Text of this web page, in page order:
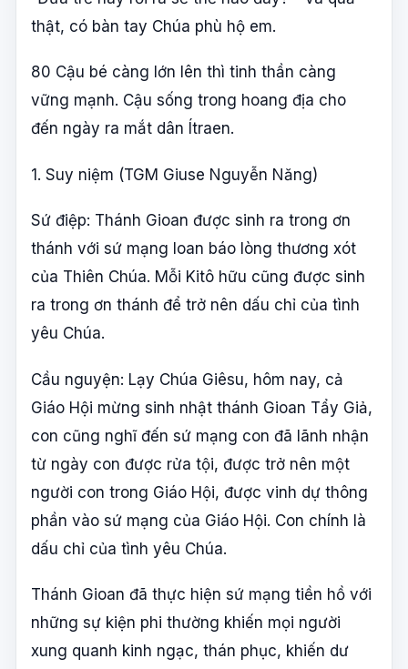
thật, có bàn tay Chúa phù hộ em.
80 Cậu bé càng lớn lên thì tinh thần càng
vững mạnh. Cậu sống trong hoang địa cho
đến ngày ra mắt dân Ítraen.
1. Suy niệm (TGM Giuse Nguyễn Năng)
Sứ điệp: Thánh Gioan được sinh ra trong ơn
thánh với sứ mạng loan báo lòng thương xót
của Thiên Chúa. Mỗi Kitô hữu cũng được sinh
ra trong ơn thánh để trở nên dấu chỉ của tình
yêu Chúa.
Cầu nguyện: Lạy Chúa Giêsu, hôm nay, cả
Giáo Hội mừng sinh nhật thánh Gioan Tẩy Giả,
con cũng nghĩ đến sứ mạng con đã lãnh nhận
từ ngày con được rửa tội, được trở nên một
người con trong Giáo Hội, được vinh dự thông
phần vào sứ mạng của Giáo Hội. Con chính là
dấu chỉ của tình yêu Chúa.
Thánh Gioan đã thực hiện sứ mạng tiền hồ với
những sự kiện phi thường khiến mọi người
xung quanh kinh ngạc, thán phục, khiến dư